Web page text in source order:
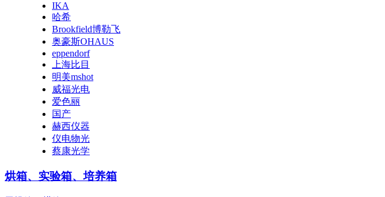
IKA
哈希
Brookfield博勒飞
奥豪斯OHAUS
eppendorf
上海比目
明美mshot
威福光电
爱色丽
国产
赫西仪器
仪电物光
蔡康光学
烘箱、实验箱、培养箱